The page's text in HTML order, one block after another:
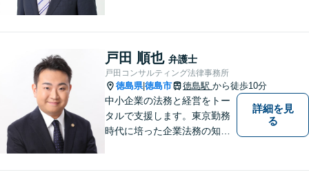
相談にのっています。 まずは
ご相談ください。
戸田 順也 弁護士
戸田コンサルティング法律事務所
徳島県|徳島市 徳島駅 から徒歩10分
中小企業の法務と経営をトー
タルで支援します。東京勤務
時代に培った企業法務の知見
詳細を見
る